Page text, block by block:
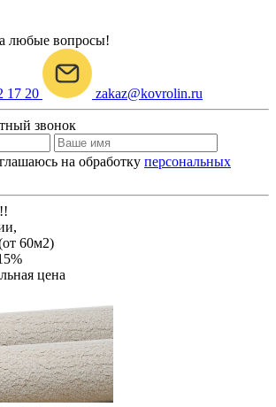
любые вопросы!
17 20 zakaz@kovrolin.ru
звонок
на обработку персональных
60м2)
цена